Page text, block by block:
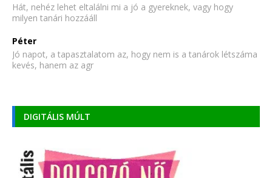
Hát, nehéz lehet eltalálni mi a jó a gyereknek, vagy hogy
milyen tanári hozzááll
Péter
Jó napot, a tapasztalatom az, hogy nem is a tanárok létszáma
kevés, hanem az agr
DIGITÁLIS MÚLT